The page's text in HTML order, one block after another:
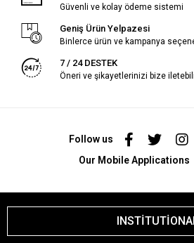
Güvenli ve kolay ödeme sistemi
Geniş Ürün Yelpazesi
Binlerce ürün ve kampanya
7 / 24 DESTEK
Öneri ve şikayetlerinizi bize
Follow us
Our Mobile Applications